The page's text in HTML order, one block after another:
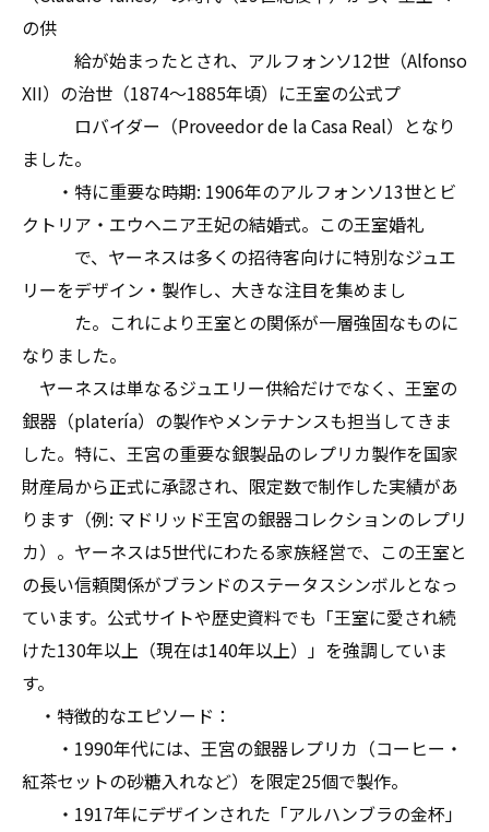
の供
給が始まったとされ、アルフォンソ12世（Alfonso
XII）の治世（1874〜1885年頃）に王室の公式プ
ロバイダー（Proveedor de la Casa Real）となり
ました。
・特に重要な時期: 1906年のアルフォンソ13世とビ
クトリア・エウヘニア王妃の結婚式。この王室婚礼
で、ヤーネスは多くの招待客向けに特別なジュエ
リーをデザイン・製作し、大きな注目を集めまし
た。これにより王室との関係が一層強固なものに
なりました。
ヤーネスは単なるジュエリー供給だけでなく、王室の
銀器（platería）の製作やメンテナンスも担当してきま
した。特に、王宮の重要な銀製品のレプリカ製作を国家
財産局から正式に承認され、限定数で制作した実績があ
ります（例: マドリッド王宮の銀器コレクションのレプリ
カ）。ヤーネスは5世代にわたる家族経営で、この王室と
の長い信頼関係がブランドのステータスシンボルとなっ
ています。公式サイトや歴史資料でも「王室に愛され続
けた130年以上（現在は140年以上）」を強調していま
す。
・特徴的なエピソード：
・1990年代には、王宮の銀器レプリカ（コーヒー・
紅茶セットの砂糖入れなど）を限定25個で製作。
・1917年にデザインされた「アルハンブラの金杯」